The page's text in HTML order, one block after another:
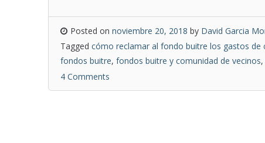
Posted on noviembre 20, 2018 by David Garcia
Tagged cómo reclamar al fondo buitre los gastos de
fondos buitre, fondos buitre y comunidad de vecinos,
4 Comments